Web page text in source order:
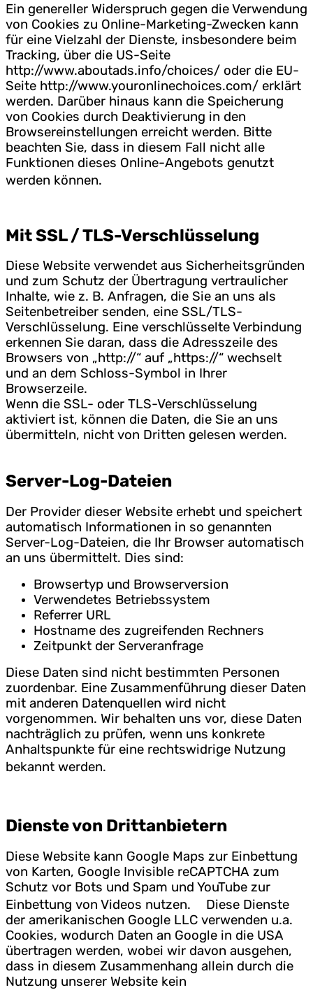
Ein genereller Widerspruch gegen die Verwendung
von Cookies zu Online-Marketing-Zwecken kann
für eine Vielzahl der Dienste, insbesondere beim
Tracking, über die US-Seite
http://www.aboutads.info/choices/ oder die EU-
Seite http://www.youronlinechoices.com/ erklärt
werden. Darüber hinaus kann die Speicherung
von Cookies durch Deaktivierung in den
Browsereinstellungen erreicht werden. Bitte
beachten Sie, dass in diesem Fall nicht alle
Funktionen dieses Online-Angebots genutzt
werden können.
Mit SSL / TLS-Verschlüsselung
Diese Website verwendet aus Sicherheitsgründen
und zum Schutz der Übertragung vertraulicher
Inhalte, wie z. B. Anfragen, die Sie an uns als
Seitenbetreiber senden, eine SSL/TLS-
Verschlüsselung. Eine verschlüsselte Verbindung
erkennen Sie daran, dass die Adresszeile des
Browsers von „http://“ auf „https://“ wechselt
und an dem Schloss-Symbol in Ihrer
Browserzeile.
Wenn die SSL- oder TLS-Verschlüsselung
aktiviert ist, können die Daten, die Sie an uns
übermitteln, nicht von Dritten gelesen werden.
Server-Log-Dateien
Der Provider dieser Website erhebt und speichert
automatisch Informationen in so genannten
Server-Log-Dateien, die Ihr Browser automatisch
an uns übermittelt. Dies sind:
Browsertyp und Browserversion
Verwendetes Betriebssystem
Referrer URL
Hostname des zugreifenden Rechners
Zeitpunkt der Serveranfrage
Diese Daten sind nicht bestimmten Personen
zuordenbar. Eine Zusammenführung dieser Daten
mit anderen Datenquellen wird nicht
vorgenommen. Wir behalten uns vor, diese Daten
nachträglich zu prüfen, wenn uns konkrete
Anhaltspunkte für eine rechtswidrige Nutzung
bekannt werden.
Dienste von Drittanbietern
Diese Website kann Google Maps zur Einbettung
von Karten, Google Invisible reCAPTCHA zum
Schutz vor Bots und Spam und YouTube zur
Einbettung von Videos nutzen. Diese Dienste
der amerikanischen Google LLC verwenden u.a.
Cookies, wodurch Daten an Google in die USA
übertragen werden, wobei wir davon ausgehen,
dass in diesem Zusammenhang allein durch die
Nutzung unserer Website kein